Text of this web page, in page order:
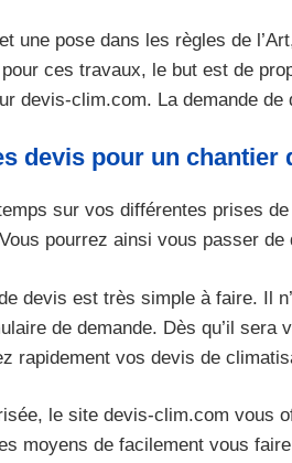
une pose dans les règles de
ces travaux, le but est de
devis-clim.com. La demande
devis pour un chantier
sur vos différentes prises
pourrez ainsi vous passer
devis est très simple à faire. Il
de demande. Dès qu’il
rapidement vos devis de
le site devis-clim.com vous
moyens de facilement vous